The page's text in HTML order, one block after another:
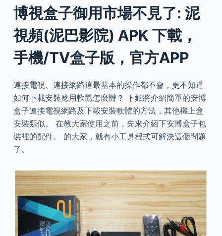
博視盒子御用市場不見了: 泥
視頻(泥巴影院) APK 下載，
手機/TV盒子版，官方APP
連接電視、連接網路這最基本的操作都不會，更不知道
如何下載安裝應用軟體怎麼辦？ 下麵將介紹簡單的安博
盒子連接電視網路及下載安裝軟體的方法，其他機上盒
安裝類似。 在教大家使用之前，先來介紹下安博盒子包
裝裡的配件。 的大家，就有小工具程式可解決這個問題
了。